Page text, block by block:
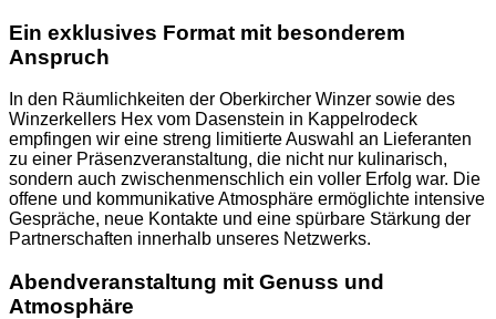
Ein exklusives Format mit besonderem
Anspruch
In den Räumlichkeiten der Oberkircher Winzer sowie des
Winzerkellers Hex vom Dasenstein in Kappelrodeck
empfingen wir eine streng limitierte Auswahl an Lieferanten
zu einer Präsenzveranstaltung, die nicht nur kulinarisch,
sondern auch zwischenmenschlich ein voller Erfolg war. Die
offene und kommunikative Atmosphäre ermöglichte intensive
Gespräche, neue Kontakte und eine spürbare Stärkung der
Partnerschaften innerhalb unseres Netzwerks.
Abendveranstaltung mit Genuss und
Atmosphäre